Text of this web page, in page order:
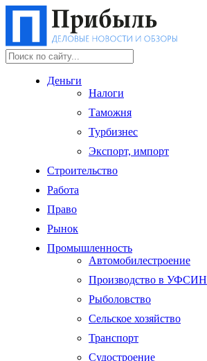
Деньги
Налоги
Таможня
Турбизнес
Экспорт, импорт
Строительство
Работа
Право
Рынок
Промышленность
Автомобилестроение
Производство в УФСИН
Рыболовство
Сельское хозяйство
Транспорт
Судостроение